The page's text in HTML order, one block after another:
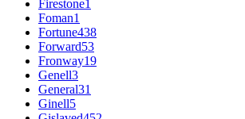
Firestone1
Foman1
Fortune438
Forward53
Fronway19
Genell3
General31
Ginell5